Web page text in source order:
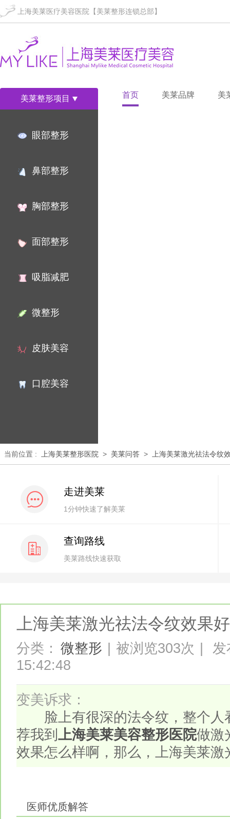
上海美莱医疗美容医院【美莱整形连锁总部】
美莱整形项目
眼部整形
鼻部整形
胸部整形
面部整形
吸脂减肥
微整形
皮肤美容
口腔美容
首页 美莱品牌 美
当前位置 : 上海美莱整形医院 > 美莱问答 > 上海美莱激光祛法令纹
走进美莱
1分钟快速了解美莱
查询路线
美莱路线快速获取
上海美莱激光祛法令纹效果
分类： 微整形 被浏览303次
发
15:42:48
变美诉求：
脸上有很深的法令纹，整个人
荐我到 上海美莱美容整形医院做激
效果怎么样啊，那么，上海美莱
医师优质解答